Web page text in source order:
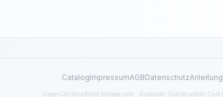
Anleitung
Datenschutz
AGB
Impressum
Catalog